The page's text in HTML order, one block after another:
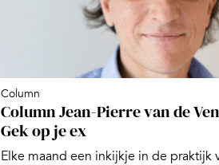
Column
Column Jean-Pierre van de
Gek op je ex
Elke maand een inkijkje in de praktijk